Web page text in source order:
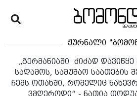
ჟურნალი
„გერმანიაში ძიძად
საღამოს, სამუშაო საათების
ჩემს ოთახში, რომელიც
ვმღეროდი“ - ნათია